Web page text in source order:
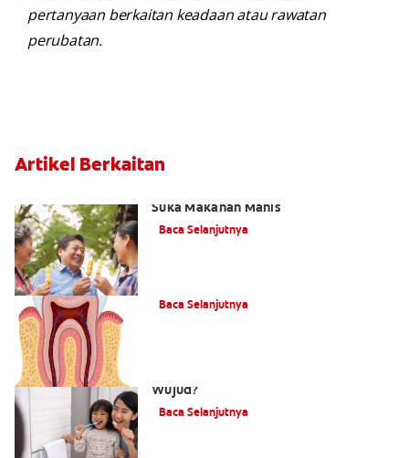
pertanyaan berkaitan keadaan atau rawatan
perubatan.
Artikel Berkaitan
Suka Makanan Manis
Baca Selanjutnya
Baca Selanjutnya
Wujud?
Baca Selanjutnya